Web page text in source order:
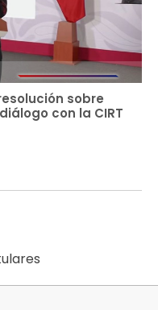
sobre
con la CIRT